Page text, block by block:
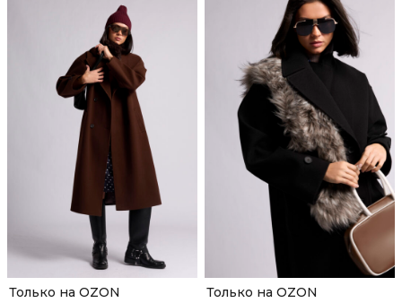
Только на OZON Только на OZON